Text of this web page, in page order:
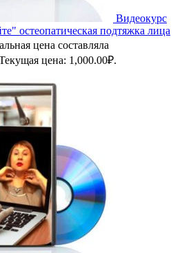
Видеокурс
остеопатическая подтяжка лица
цена составляла
цена: 1,000.00₽.